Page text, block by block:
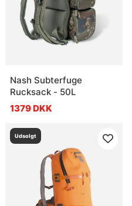
Nash Subterfuge
Rucksack - 50L
1379 DKK
Udsolgt